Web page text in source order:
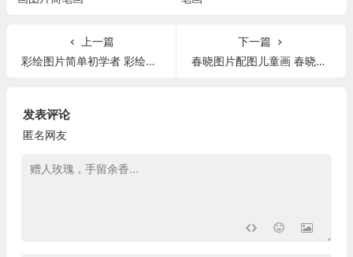
上一篇
彩绘图片简单初学者 彩绘图片简笔画
下一篇
春晓图片配图儿童画 春晓图片配图儿童画简单
发表评论
匿名网友